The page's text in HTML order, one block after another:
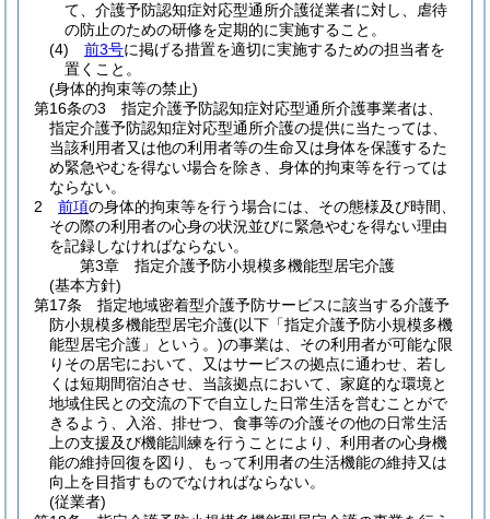
て、介護予防認知症対応型通所介護従業者に対し、虐待
の防止のための研修を定期的に実施すること。
(4)
前3号に掲げる措置を適切に実施するための担当者を
置くこと。
(身体的拘束等の禁止)
第16条の3
指定介護予防認知症対応型通所介護事業者は、
指定介護予防認知症対応型通所介護の提供に当たっては、
当該利用者又は他の利用者等の生命又は身体を保護するた
め緊急やむを得ない場合を除き、身体的拘束等を行っては
ならない。
2
前項の身体的拘束等を行う場合には、その態様及び時間、
その際の利用者の心身の状況並びに緊急やむを得ない理由
を記録しなければならない。
第3章
指定介護予防小規模多機能型居宅介護
(基本方針)
第17条
指定地域密着型介護予防サービスに該当する介護予
防小規模多機能型居宅介護(以下「指定介護予防小規模多機
能型居宅介護」という。)の事業は、その利用者が可能な限
りその居宅において、又はサービスの拠点に通わせ、若し
くは短期間宿泊させ、当該拠点において、家庭的な環境と
地域住民との交流の下で自立した日常生活を営むことがで
きるよう、入浴、排せつ、食事等の介護その他の日常生活
上の支援及び機能訓練を行うことにより、利用者の心身機
能の維持回復を図り、もって利用者の生活機能の維持又は
向上を目指すものでなければならない。
(従業者)